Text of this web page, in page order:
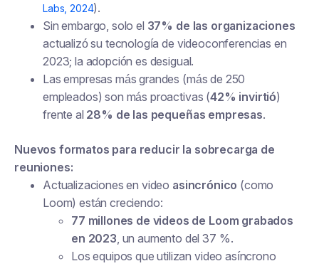
Labs, 2024).
Sin embargo, solo el 37% de las organizaciones
actualizó su tecnología de videoconferencias en
2023; la adopción es desigual.
Las empresas más grandes (más de 250
empleados) son más proactivas (42% invirtió)
frente al 28% de las pequeñas empresas.
Nuevos formatos para reducir la sobrecarga de
reuniones:
Actualizaciones en video asincrónico (como
Loom) están creciendo:
77 millones de videos de Loom grabados
en 2023, un aumento del 37 %.
Los equipos que utilizan video asíncrono